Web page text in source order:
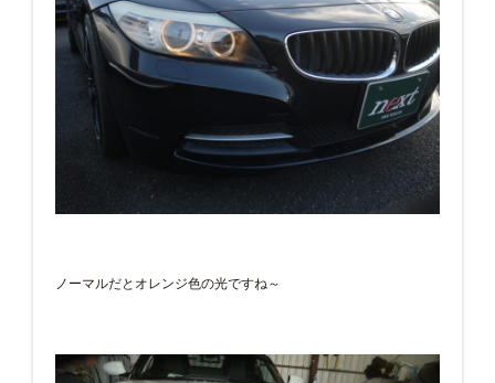
ノーマルだとオレンジ色の光ですね～